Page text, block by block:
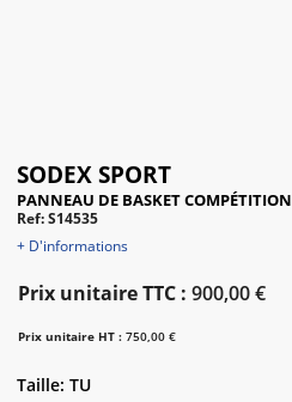
SODEX SPORT
PANNEAU DE BASKET COMPÉTITION
Ref: S14535
+ D'informations
Prix unitaire TTC : 900,00 €
Prix unitaire HT : 750,00 €
Taille: TU